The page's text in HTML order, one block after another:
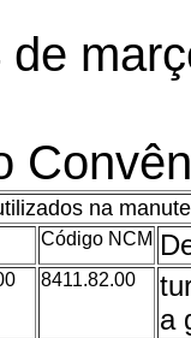
na
Código NCM
8411.82.00
a